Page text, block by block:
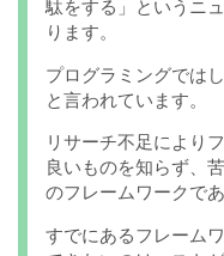
駄をする」というニ
ります。
プログラミングでは
と言われています。
リサーチ不足により
良いものを知らず、
のフレームワークで
すでにあるフレーム